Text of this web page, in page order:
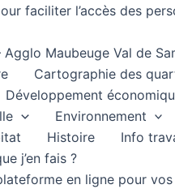
faciliter l’accès des
Agglo Maubeuge Val de
Cartographie des
Développement
Environnement
Histoire Info
j’en fais ?
en ligne pour vos